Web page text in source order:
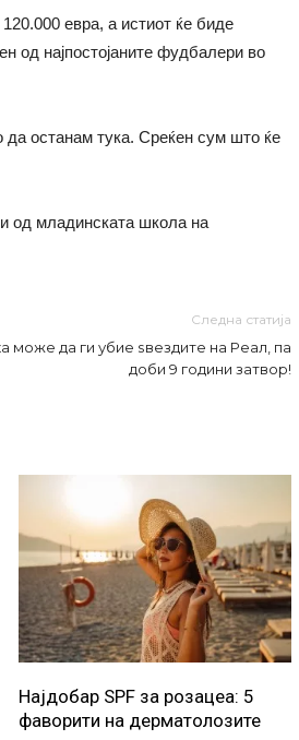
евра, а истиот ќе биде
од најпостојаните фудбалери во
да останам тука. Среќен сум што ќе
од младинската школа на
Следна статија
може да ги убие ѕвездите на Реал, па
доби 9 години затвор!
Најдобар SPF за розацеа: 5
фаворити на дерматолозите